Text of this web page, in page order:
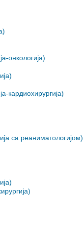
онкологија)
кардиохирургија)
са реаниматологијом)